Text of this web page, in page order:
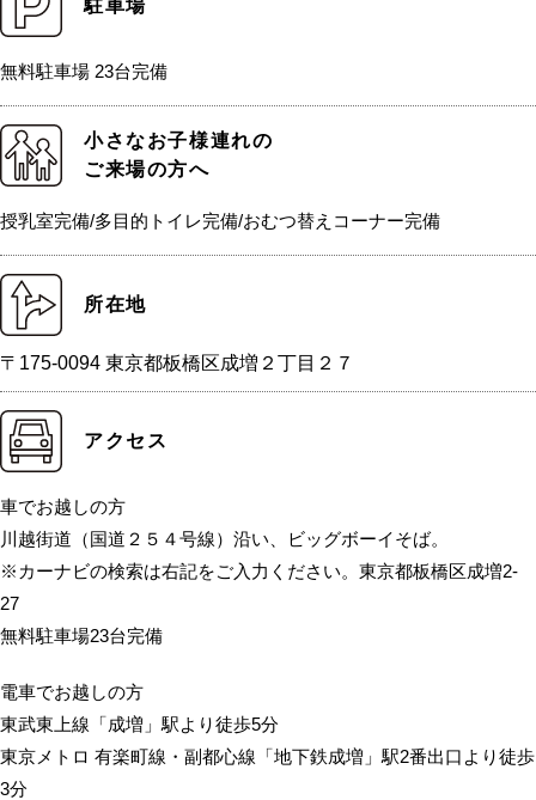
駐車場
無料駐車場 23台完備
小さなお子様連れの
ご来場の方へ
授乳室完備/多目的トイレ完備/おむつ替えコーナー完備
所在地
〒175-0094 東京都板橋区成増２丁目２７
アクセス
車でお越しの方
川越街道（国道２５４号線）沿い、ビッグボーイそば。
※カーナビの検索は右記をご入力ください。東京都板橋区成増2-
27
無料駐車場23台完備
電車でお越しの方
東武東上線「成増」駅より徒歩5分
東京メトロ 有楽町線・副都心線「地下鉄成増」駅2番出口より徒歩
3分